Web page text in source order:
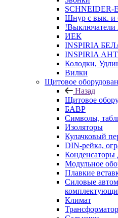
SCHNEIDER-
Шнур с вык. и
!Выключатели
ИЕК
INSPIRIA
INSPIRIA
Колодки,
Вилки
Щитовое
Назад
Щитовое
БАВР
Символы,
Изоляторы
Кулачковый
DIN-рейка,
Модульное
Плавкие
Силовые
Климат